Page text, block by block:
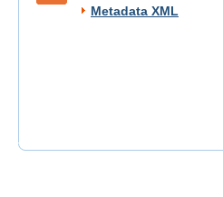
Metadata XML